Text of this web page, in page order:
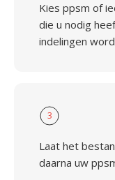
Kies ppsm of
die u nodig
indelingen
3
Laat het
daarna uw